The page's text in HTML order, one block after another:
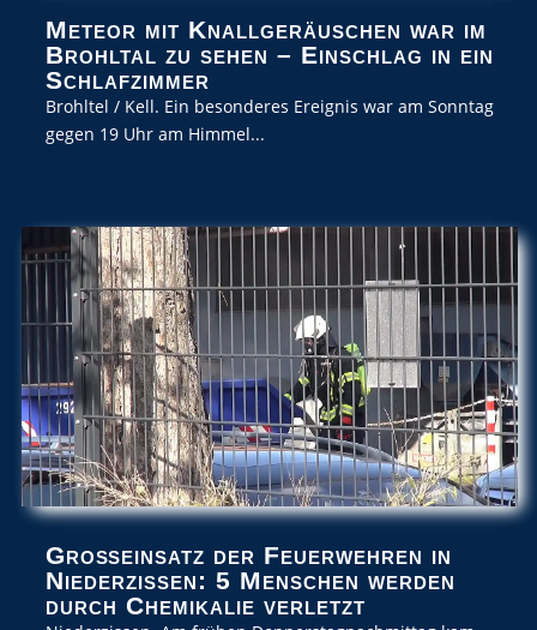
Meteor mit Knallgeräuschen war im
Brohltal zu sehen – Einschlag in ein
Schlafzimmer
Brohltel / Kell. Ein besonderes Ereignis war am Sonntag
gegen 19 Uhr am Himmel...
Großeinsatz der Feuerwehren in
Niederzissen: 5 Menschen werden
durch Chemikalie verletzt